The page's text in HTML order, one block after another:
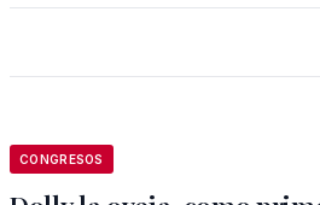
CONGRESOS